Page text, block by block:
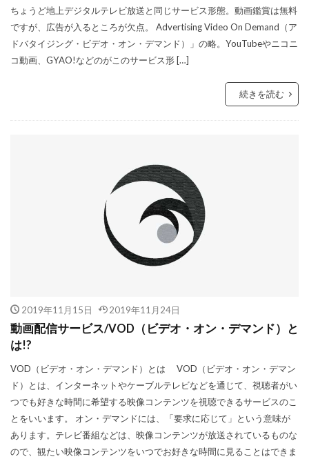
ちょうど地上デジタルテレビ放送と同じサービス形態。動画鑑賞は無料
ですが、広告が入るところが欠点。 Advertising Video On Demand（ア
ドバタイジング・ビデオ・オン・デマンド）」の略。YouTubeやニコニ
コ動画、GYAO!などのがこのサービス形 […]
続きを読む
2019年11月15日 2019年11月24日
動画配信サービス/VOD（ビデオ・オン・デマンド）と
は!?
VOD（ビデオ・オン・デマンド）とは VOD（ビデオ・オン・デマン
ド）とは、インターネットやケーブルテレビなどを通じて、視聴者がい
つでも好きな時間に希望する映像コンテンツを視聴できるサービスのこ
とをいいます。 オン・デマンドには、「要求に応じて」という意味が
あります。テレビ番組などは、映像コンテンツが放送されているものな
ので、観たい映像コンテンツをいつでお好きな時間に見ることはできま